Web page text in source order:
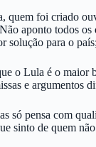
foi criado
aponto todos
solução para o
o Lula é o
e argumentos
só pensa com
sinto de quem